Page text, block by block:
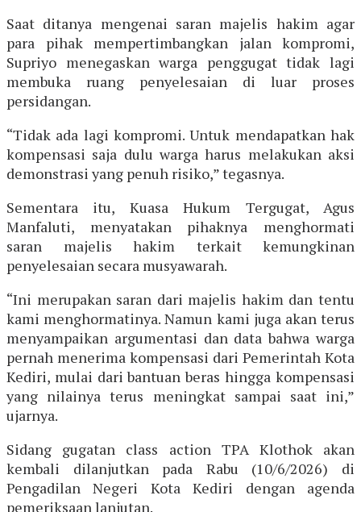
Saat ditanya mengenai saran majelis hakim agar
para pihak mempertimbangkan jalan kompromi,
Supriyo menegaskan warga penggugat tidak lagi
membuka ruang penyelesaian di luar proses
persidangan.
“Tidak ada lagi kompromi. Untuk mendapatkan hak
kompensasi saja dulu warga harus melakukan aksi
demonstrasi yang penuh risiko,” tegasnya.
Sementara itu, Kuasa Hukum Tergugat, Agus
Manfaluti, menyatakan pihaknya menghormati
saran majelis hakim terkait kemungkinan
penyelesaian secara musyawarah.
“Ini merupakan saran dari majelis hakim dan tentu
kami menghormatinya. Namun kami juga akan terus
menyampaikan argumentasi dan data bahwa warga
pernah menerima kompensasi dari Pemerintah Kota
Kediri, mulai dari bantuan beras hingga kompensasi
yang nilainya terus meningkat sampai saat ini,”
ujarnya.
Sidang gugatan class action TPA Klothok akan
kembali dilanjutkan pada Rabu (10/6/2026) di
Pengadilan Negeri Kota Kediri dengan agenda
pemeriksaan lanjutan.